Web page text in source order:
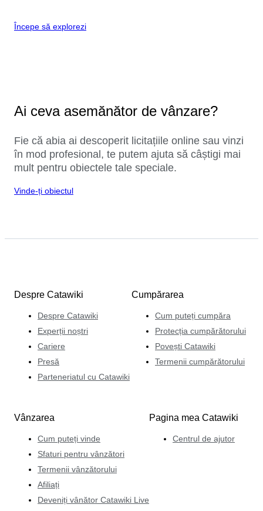
Începe să explorezi
Ai ceva asemănător de vânzare?
Fie că abia ai descoperit licitațiile online sau vinzi
în mod profesional, te putem ajuta să câștigi mai
mult pentru obiectele tale speciale.
Vinde-ți obiectul
Despre Catawiki
Despre Catawiki
Experții noștri
Cariere
Presă
Parteneriatul cu Catawiki
Cumpărarea
Cum puteți cumpăra
Protecția cumpărătorului
Povești Catawiki
Termenii cumpărătorului
Vânzarea
Cum puteți vinde
Sfaturi pentru vânzători
Termenii vânzătorului
Afiliați
Deveniți vânător Catawiki Live
Pagina mea Catawiki
Centrul de ajutor